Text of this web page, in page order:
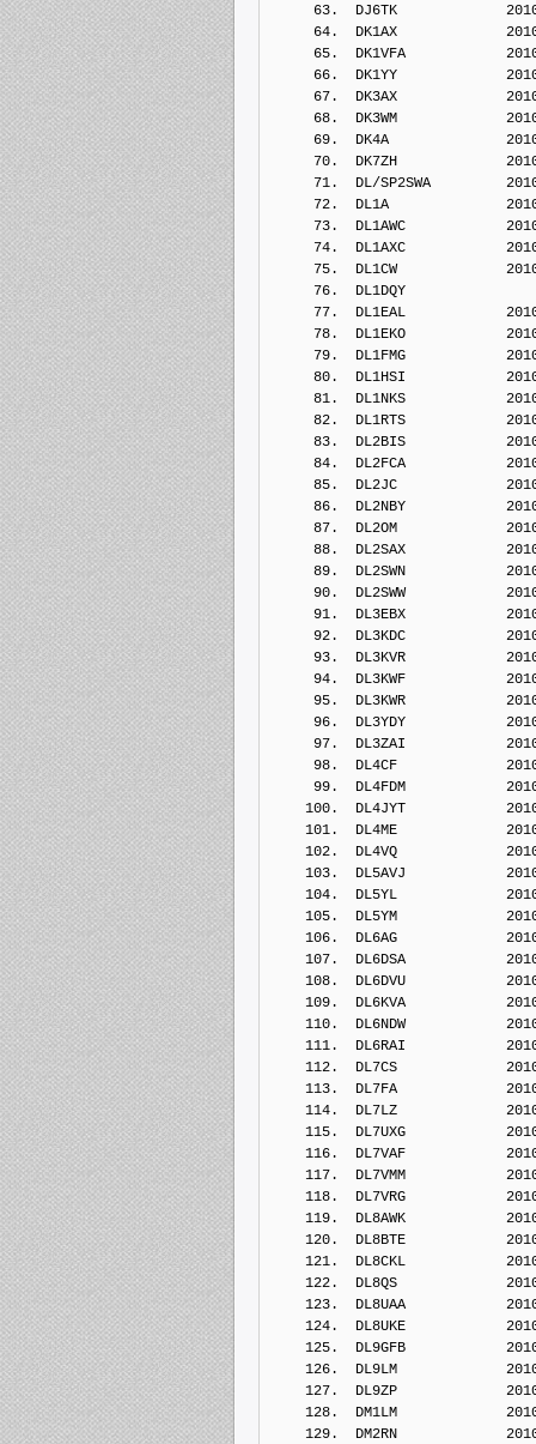
63.  DJ6TK
64.  DK1AX
65.  DK1VFA
66.  DK1YY
67.  DK3AX
68.  DK3WM
69.  DK4A
70.  DK7ZH
71.  DL/SP2SWA
72.  DL1A
73.  DL1AWC
74.  DL1AXC
75.  DL1CW
76.  DL1DQY
77.  DL1EAL
78.  DL1EKO
79.  DL1FMG
80.  DL1HSI
81.  DL1NKS
82.  DL1RTS
83.  DL2BIS
84.  DL2FCA
85.  DL2JC
86.  DL2NBY
87.  DL2OM
88.  DL2SAX
89.  DL2SWN
90.  DL2SWW
91.  DL3EBX
92.  DL3KDC
93.  DL3KVR
94.  DL3KWF
95.  DL3KWR
96.  DL3YDY
97.  DL3ZAI
98.  DL4CF
99.  DL4FDM
100.  DL4JYT
101.  DL4ME
102.  DL4VQ
103.  DL5AVJ
104.  DL5YL
105.  DL5YM
106.  DL6AG
107.  DL6DSA
108.  DL6DVU
109.  DL6KVA
110.  DL6NDW
111.  DL6RAI
112.  DL7CS
113.  DL7FA
114.  DL7LZ
115.  DL7UXG
116.  DL7VAF
117.  DL7VMM
118.  DL7VRG
119.  DL8AWK
120.  DL8BTE
121.  DL8CKL
122.  DL8QS
123.  DL8UAA
124.  DL8UKE
125.  DL9GFB
126.  DL9LM
127.  DL9ZP
128.  DM1LM
129.  DM2RN